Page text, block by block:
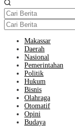
Makassar
Daerah
Nasional
Pemerintahan
Politik
Hukum
Bisnis
Olahraga
Otomatif
Opini
Budaya